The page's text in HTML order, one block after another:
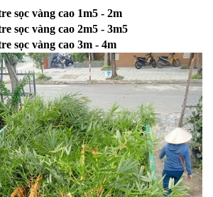
sọc vàng cao 1m5 - 2m
sọc vàng cao 2m5 - 3m5
sọc vàng cao 3m - 4m